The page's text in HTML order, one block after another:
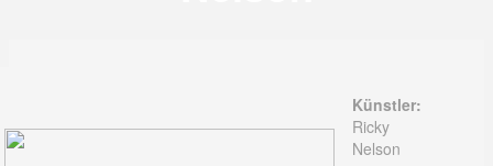
Künstler:
Ricky
Nelson